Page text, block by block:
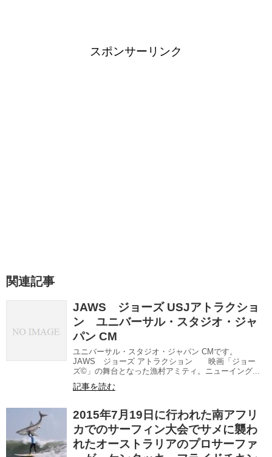
スポンサーリンク
関連記事
JAWS ジョーズ USJアトラクショ
ン ユニバーサル・スタジオ・ジャ
パン CM
ユニバーサル・スタジオ・ジャパン CMです。
JAWS ジョーズ アトラクション 映画「ジョー
ズ©」の舞台となった漁村アミティ。ニューイング...
記事を読む
2015年7月19日に行われた南アフリ
カでのサーフィン大会でサメに襲わ
れたオーストラリアのプロサーファ